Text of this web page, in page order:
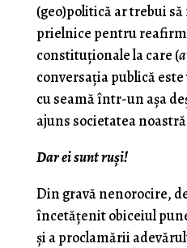
(geo)politică ar trebui
prielnice pentru
constituţionale la care (
conversaţia publică
cu seamă într-un aşa
ajuns societatea
Dar ei sunt ruşi!
Din gravă nenorocire,
încetăţenit obiceiul
şi a proclamării